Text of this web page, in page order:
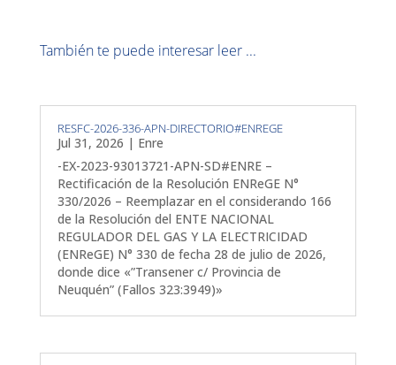
También te puede interesar leer ...
RESFC-2026-336-APN-DIRECTORIO#ENREGE
Jul 31, 2026 | Enre
-EX-2023-93013721-APN-SD#ENRE –
Rectificación de la Resolución ENReGE N°
330/2026 – Reemplazar en el considerando 166
de la Resolución del ENTE NACIONAL
REGULADOR DEL GAS Y LA ELECTRICIDAD
(ENReGE) N° 330 de fecha 28 de julio de 2026,
donde dice «”Transener c/ Provincia de
Neuquén” (Fallos 323:3949)»